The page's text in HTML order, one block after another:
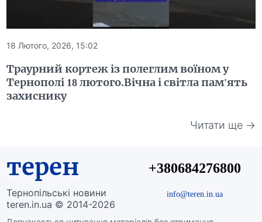
18 Лютого, 2026, 15:02
Траурний кортеж із полеглим воїном у
Тернополі 18 лютого.Вічна і світла пам'ять
захиснику
Читати ще →
терен
Тернопільські новини
teren.in.ua © 2014-2026
+380684276800
info@teren.in.ua